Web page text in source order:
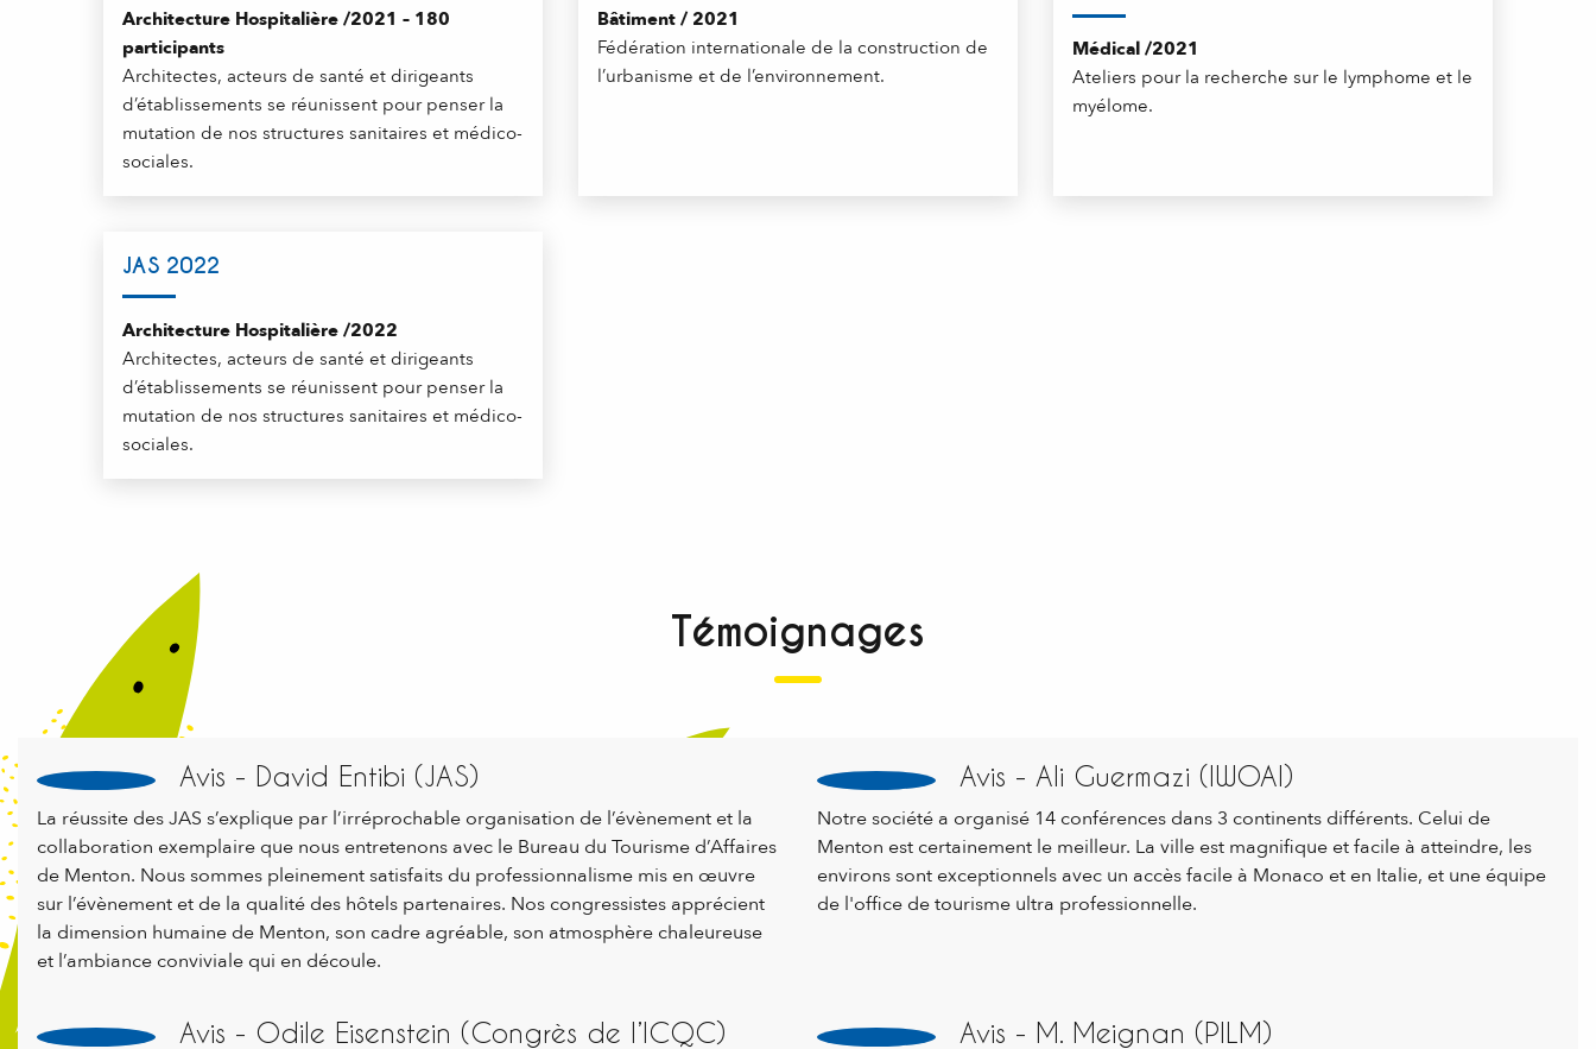
Architecture Hospitalière /2021 – 180
participants
Architectes, acteurs de santé et dirigeants
d’établissements se réunissent pour penser la
mutation de nos structures sanitaires et médico-
sociales.
Bâtiment / 2021
Fédération internationale de la construction de
l’urbanisme et de l’environnement.
Médical /2021
Ateliers pour la recherche sur le lymphome et le
myélome.
JAS 2022
Architecture Hospitalière /2022
Architectes, acteurs de santé et dirigeants
d’établissements se réunissent pour penser la
mutation de nos structures sanitaires et médico-
sociales.
Témoignages
Avis - David Entibi (JAS)
La réussite des JAS s’explique par l’irréprochable organisation de l’évènement et la
collaboration exemplaire que nous entretenons avec le Bureau du Tourisme d’Affaires
de Menton. Nous sommes pleinement satisfaits du professionnalisme mis en œuvre
sur l’évènement et de la qualité des hôtels partenaires. Nos congressistes apprécient
la dimension humaine de Menton, son cadre agréable, son atmosphère chaleureuse
et l’ambiance conviviale qui en découle.
Avis - Ali Guermazi (IWOAI)
Notre société a organisé 14 conférences dans 3 continents différents. Celui de
Menton est certainement le meilleur. La ville est magnifique et facile à atteindre, les
environs sont exceptionnels avec un accès facile à Monaco et en Italie, et une équipe
de l'office de tourisme ultra professionnelle.
Avis - Odile Eisenstein (Congrès de l’ICQC) Avis - M. Meignan (PILM)